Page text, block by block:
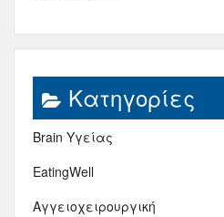
Kατηγορίες
Brain Υγείας
EatingWell
Αγγειοχειρουργική